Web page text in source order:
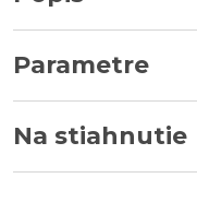
Parametre
Na stiahnutie